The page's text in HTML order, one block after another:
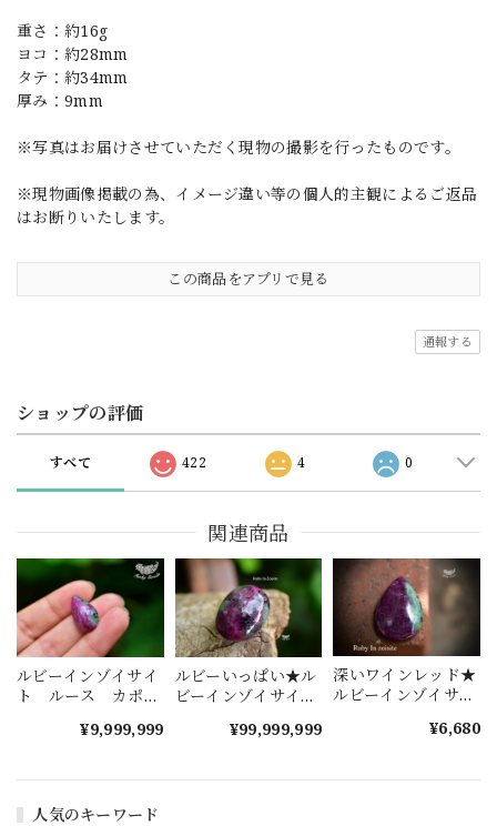
人気のキーワード
重さ：約16g
ヨコ：約28mm
タテ：約34mm
厚み：9mm
※写真はお届けさせていただく現物の撮影を行ったものです。
※現物画像掲載の為、イメージ違い等の個人的主観によるご返品
はお断りいたします。
この商品をアプリで見る
通報する
ショップの評価
すべて 422 4 0
関連商品
ルビーインゾイサイ
ト ルース カポジ
¥9,999,999
ルビーいっぱい★ル
ビーインゾイサイ
¥99,999,999
深いワインレッド★
ルビーインゾイサイ
¥6,680